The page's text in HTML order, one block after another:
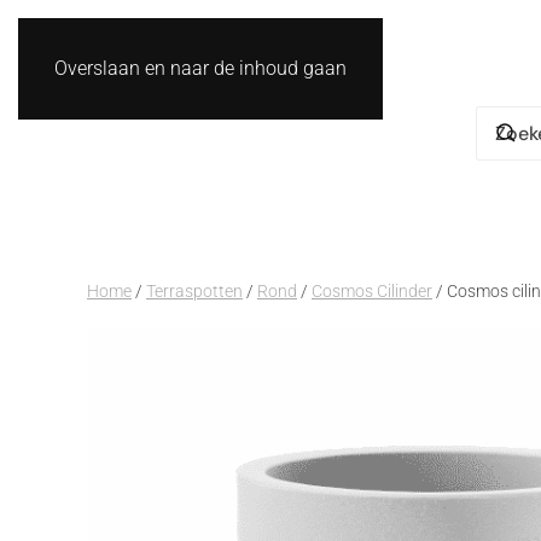
Overslaan en naar de inhoud gaan
Home / Terraspotten / Rond / Cosmos Cilinder / Cosmos